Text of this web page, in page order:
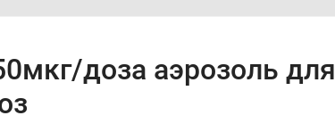
доза аэрозоль для